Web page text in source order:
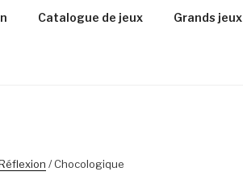
Catalogue de jeux Grands jeux
/ Chocologique